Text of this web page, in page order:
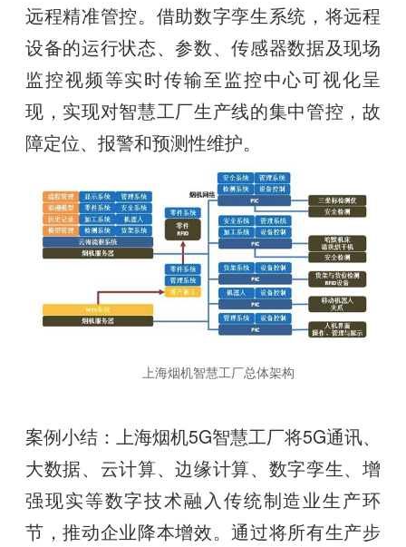
远程精准管控。借助数字孪生系统，将远程
设备的运行状态、参数、传感器数据及现场
监控视频等实时传输至监控中心可视化呈
现，实现对智慧工厂生产线的集中管控，故
障定位、报警和预测性维护。
上海烟机智慧工厂总体架构
案例小结：上海烟机5G智慧工厂将5G通讯、
大数据、云计算、边缘计算、数字孪生、增
强现实等数字技术融入传统制造业生产环
节，推动企业降本增效。通过将所有生产步